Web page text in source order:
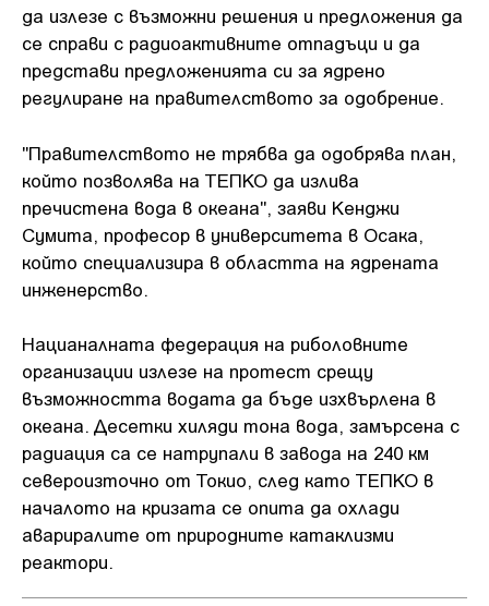
да излезе с възможни решения и предложения да
се справи с радиоактивните отпадъци и да
представи предложенията си за ядрено
регулиране на правителството за одобрение.
"Правителството не трябва да одобрява план,
който позволява на ТЕПКО да излива
пречистена вода в океана", заяви Кенджи
Сумита, професор в университета в Осака,
който специализира в областта на ядрената
инженерство.
Нацианалната федерация на риболовните
организации излезе на протест срещу
възможността водата да бъде изхвърлена в
океана. Десетки хиляди тона вода, замърсена с
радиация са се натрупали в завода на 240 км
североизточно от Токио, след като ТЕПКО в
началото на кризата се опита да охлади
авариралите от природните катаклизми
реактори.